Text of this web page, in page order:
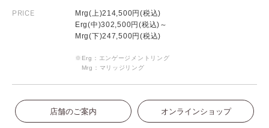
PRICE
Mrg(上)214,500円(税込)
Erg(中)302,500円(税込)～
Mrg(下)247,500円(税込)
※Erg：エンゲージメントリング
Mrg：マリッジリング
店舗のご案内 オンラインショップ